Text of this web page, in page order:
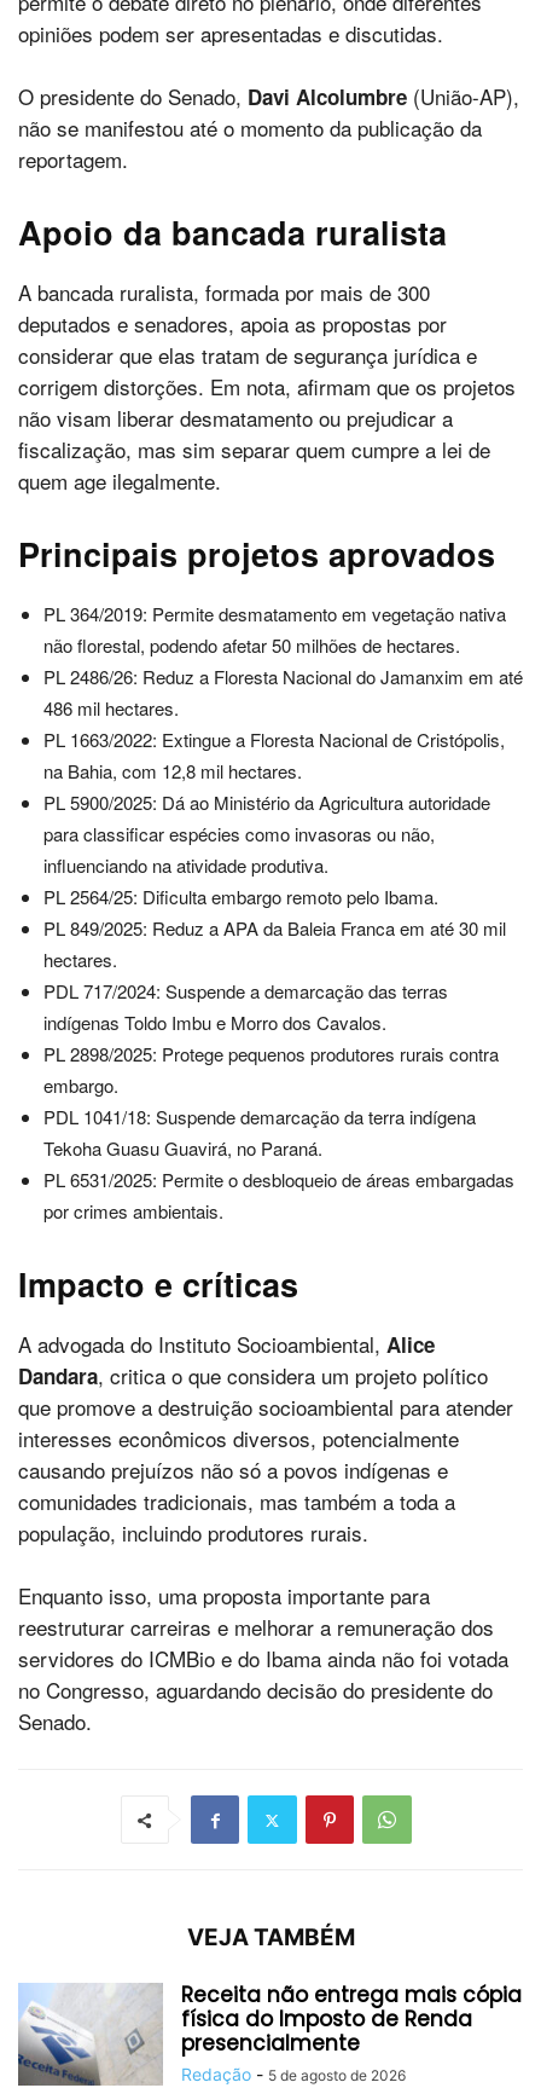
opiniões podem ser apresentadas e discutidas.
O presidente do Senado, Davi Alcolumbre (União-AP),
não se manifestou até o momento da publicação da
reportagem.
Apoio da bancada ruralista
A bancada ruralista, formada por mais de 300
deputados e senadores, apoia as propostas por
considerar que elas tratam de segurança jurídica e
corrigem distorções. Em nota, afirmam que os projetos
não visam liberar desmatamento ou prejudicar a
fiscalização, mas sim separar quem cumpre a lei de
quem age ilegalmente.
Principais projetos aprovados
PL 364/2019: Permite desmatamento em vegetação nativa
não florestal, podendo afetar 50 milhões de hectares.
PL 2486/26: Reduz a Floresta Nacional do Jamanxim em até
486 mil hectares.
PL 1663/2022: Extingue a Floresta Nacional de Cristópolis,
na Bahia, com 12,8 mil hectares.
PL 5900/2025: Dá ao Ministério da Agricultura autoridade
para classificar espécies como invasoras ou não,
influenciando na atividade produtiva.
PL 2564/25: Dificulta embargo remoto pelo Ibama.
PL 849/2025: Reduz a APA da Baleia Franca em até 30 mil
hectares.
PDL 717/2024: Suspende a demarcação das terras
indígenas Toldo Imbu e Morro dos Cavalos.
PL 2898/2025: Protege pequenos produtores rurais contra
embargo.
PDL 1041/18: Suspende demarcação da terra indígena
Tekoha Guasu Guavirá, no Paraná.
PL 6531/2025: Permite o desbloqueio de áreas embargadas
por crimes ambientais.
Impacto e críticas
A advogada do Instituto Socioambiental, Alice
Dandara, critica o que considera um projeto político
que promove a destruição socioambiental para atender
interesses econômicos diversos, potencialmente
causando prejuízos não só a povos indígenas e
comunidades tradicionais, mas também a toda a
população, incluindo produtores rurais.
Enquanto isso, uma proposta importante para
reestruturar carreiras e melhorar a remuneração dos
servidores do ICMBio e do Ibama ainda não foi votada
no Congresso, aguardando decisão do presidente do
Senado.
VEJA TAMBÉM
Receita não entrega mais cópia
física do Imposto de Renda
presencialmente
Redação - 5 de agosto de 2026